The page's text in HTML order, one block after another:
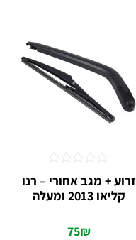
זרוע + מגב אחורי – רנו
קליאו 2013 ומעלה
75₪
0
מתוך